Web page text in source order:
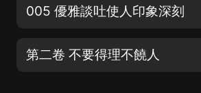
005 優雅談吐使人印象深刻
第二卷 不要得理不饒人